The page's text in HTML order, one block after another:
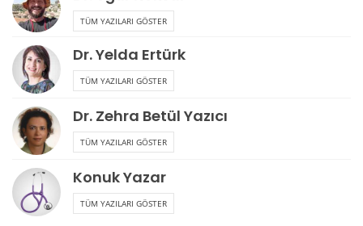
TÜM YAZILARI GÖSTER
Dr. Yelda Ertürk
TÜM YAZILARI GÖSTER
Dr. Zehra Betül Yazıcı
TÜM YAZILARI GÖSTER
Konuk Yazar
TÜM YAZILARI GÖSTER